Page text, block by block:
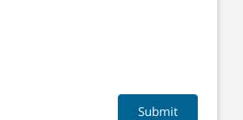
Submit